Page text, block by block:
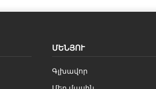
ՄԵՆՅՈՒ
Գլխավոր